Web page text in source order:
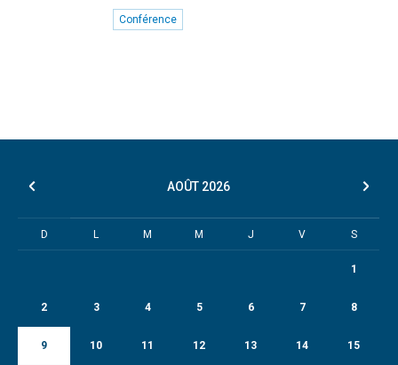
Conférence
AOÛT 2026
D L M M J V S
1
2 3 4 5 6 7 8
9 10 11 12 13 14 15